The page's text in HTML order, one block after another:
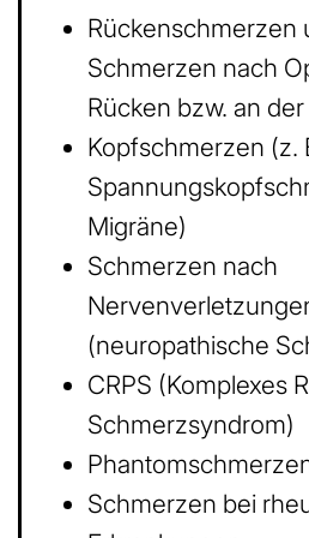
Rückenschmerzen
Schmerzen nach
Rücken bzw. an
Kopfschmerzen (z.
Migräne)
Schmerzen nach
(neuropathische
CRPS (Komplexes
Schmerzsyndrom)
Schmerzen bei